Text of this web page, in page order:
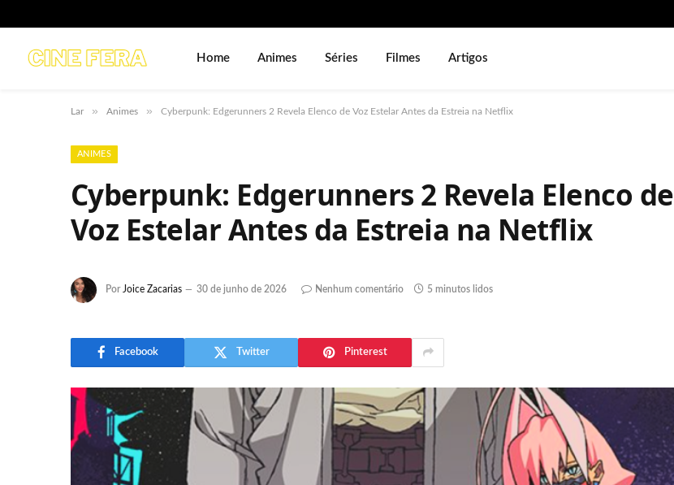
Home Animes Séries Filmes Artigos
Lar » Animes » Cyberpunk: Edgerunners 2 Revela Elenco de Voz Estelar Antes da Estreia na Netflix
ANIMES
Cyberpunk: Edgerunners 2 Revela Elenco de
Voz Estelar Antes da Estreia na Netflix
Por Joice Zacarias 30 de junho de 2026 Nenhum comentário 5 minutos lidos
Facebook Twitter Pinterest